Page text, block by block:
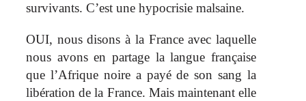
survivants. C’est une hypocrisie malsaine.
OUI, nous disons à la France avec laquelle
nous avons en partage la langue française
que l’Afrique noire a payé de son sang la
libération de la France. Mais maintenant elle